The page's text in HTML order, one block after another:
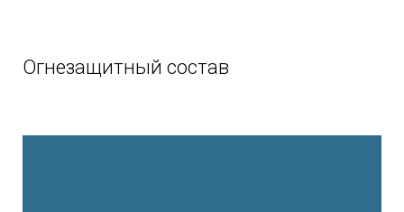
Огнезащитный состав